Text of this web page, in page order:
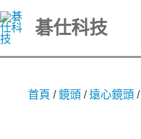
跳
至
主
碁仕科技
首頁 /鏡頭 /遠心鏡頭 /